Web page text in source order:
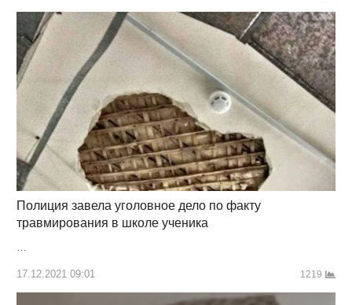
Полиция завела уголовное дело по факту
травмирования в школе ученика
17.12.2021 09:01 1219